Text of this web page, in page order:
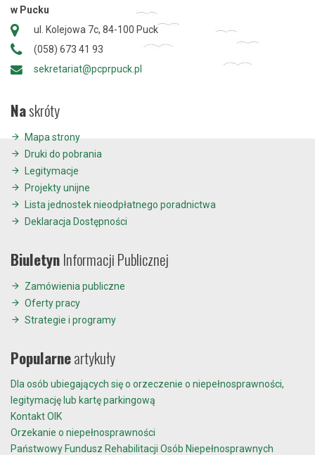
w Pucku
ul. Kolejowa 7c, 84-100 Puck
(058) 673 41 93
sekretariat@pcprpuck.pl
Naskróty
Mapa strony
Druki do pobrania
Legitymacje
Projekty unijne
Lista jednostek nieodpłatnego poradnictwa
Deklaracja Dostępności
BiuletynInformacji Publicznej
Zamówienia publiczne
Oferty pracy
Strategie i programy
Popularneartykuły
Dla osób ubiegających się o orzeczenie o niepełnosprawności,
legitymację lub kartę parkingową
Kontakt OIK
Orzekanie o niepełnosprawności
Państwowy Fundusz Rehabilitacji Osób Niepełnosprawnych